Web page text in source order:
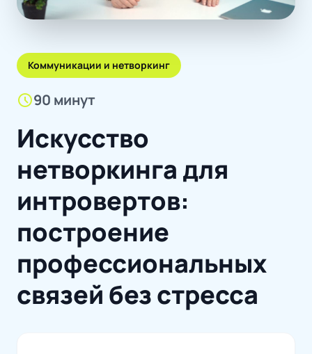
Коммуникации и нетворкинг
schedule90 минут
Искусство
нетворкинга для
интровертов:
построение
профессиональных
связей без стресса